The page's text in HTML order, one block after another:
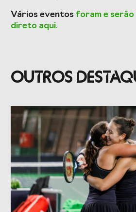
Vários eventos foram e
direto aqui.
OUTROS